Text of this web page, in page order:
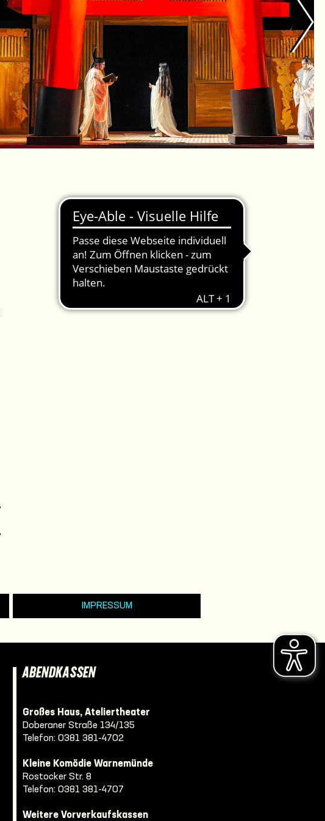
IMPRESSUM
ABENDKASSEN
Großes Haus, Ateliertheater
Doberaner Straße 134/135
Telefon: 0381 381-4702
Kleine Komödie Warnemünde
Rostocker Str. 8
Telefon: 0381 381-4707
Weitere Vorverkaufskassen